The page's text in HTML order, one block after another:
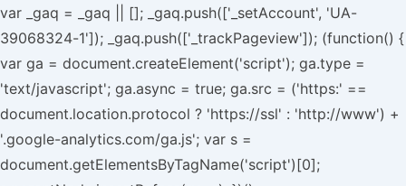
var _gaq = _gaq || []; _gaq.push(['_setAccount', 'UA-
39068324-1']); _gaq.push(['_trackPageview']); (function() {
var ga = document.createElement('script'); ga.type =
'text/javascript'; ga.async = true; ga.src = ('https:' ==
document.location.protocol ? 'https://ssl' : 'http://www') +
'.google-analytics.com/ga.js'; var s =
document.getElementsByTagName('script')[0];